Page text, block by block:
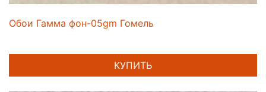
Обои Гамма фон-05gm Гомель
КУПИТЬ